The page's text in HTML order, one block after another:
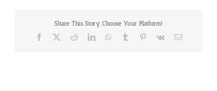
Share This Story, Choose Your Platform!
Facebook RedditLinkedInWhatsApp
Tumblr Pinterest
Vk
電